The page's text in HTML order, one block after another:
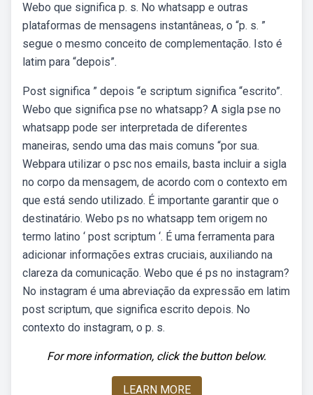
Webo que significa p. s. No whatsapp e outras
plataformas de mensagens instantâneas, o “p. s. ”
segue o mesmo conceito de complementação. Isto é
latim para “depois”.
Post significa ” depois “e scriptum significa “escrito”.
Webo que significa pse no whatsapp? A sigla pse no
whatsapp pode ser interpretada de diferentes
maneiras, sendo uma das mais comuns “por sua.
Webpara utilizar o psc nos emails, basta incluir a sigla
no corpo da mensagem, de acordo com o contexto em
que está sendo utilizado. É importante garantir que o
destinatário. Webo ps no whatsapp tem origem no
termo latino ‘ post scriptum ‘. É uma ferramenta para
adicionar informações extras cruciais, auxiliando na
clareza da comunicação. Webo que é ps no instagram?
No instagram é uma abreviação da expressão em latim
post scriptum, que significa escrito depois. No
contexto do instagram, o p. s.
For more information, click the button below.
LEARN MORE